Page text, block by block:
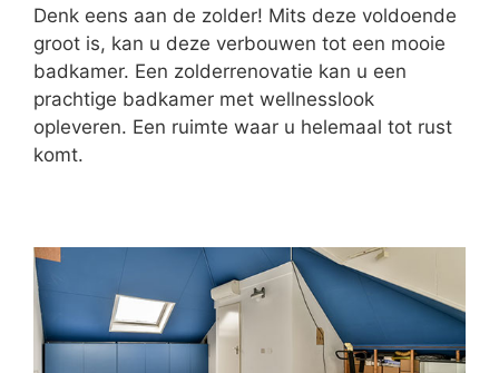
Denk eens aan de zolder! Mits deze voldoende
groot is, kan u deze verbouwen tot een mooie
badkamer. Een zolderrenovatie kan u een
prachtige badkamer met wellnesslook
opleveren. Een ruimte waar u helemaal tot rust
komt.